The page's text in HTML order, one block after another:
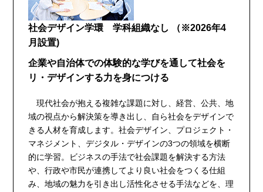
社会デザイン学環 学科組織なし
（※2026年4
月設置)
企業や自治体での体験的な学びを通して社会を
リ・デザインする力を身につける
現代社会が抱える複雑な課題に対し、経営、公共、地
域の視点から解決策を導き出し、自ら社会をデザインで
きる人材を育成します。社会デザイン、プロジェクト・
マネジメント、デジタル・デザインの3つの領域を横断
的に学習。ビジネスの手法で社会課題を解決する方法
や、行政や市民が連携してより良い社会をつくる仕組
み、地域の魅力を引き出し活性化させる手法などを、理